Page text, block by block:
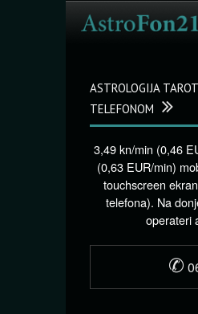
ASTROLOGIJA
TELEFONOM
3,49 kn/min (0,46
(0,63 EUR/min)
touchscreen
telefona). Na
operateri
✆